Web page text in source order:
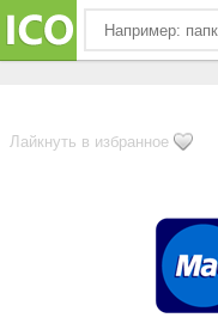
Лайкнуть в избранное